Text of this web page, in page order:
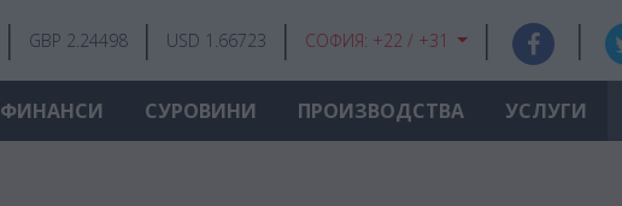
GBP 2.24498 USD 1.66723 СОФИЯ: +22 / +31
ФИНАНСИ СУРОВИНИ ПРОИЗВОДСТВА УСЛУГИ